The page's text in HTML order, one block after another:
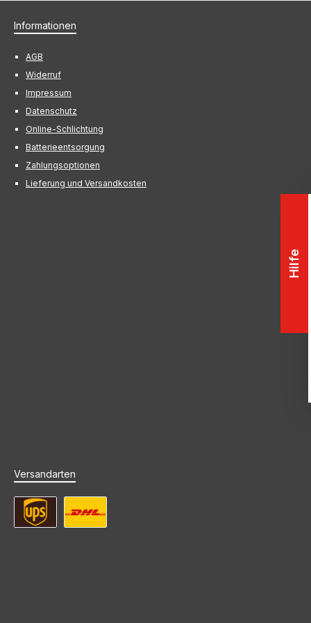
Informationen
AGB
Widerruf
Impressum
Datenschutz
Online-Schlichtung
Batterieentsorgung
Zahlungsoptionen
Lieferung und Versandkosten
Versandarten
Hilfe